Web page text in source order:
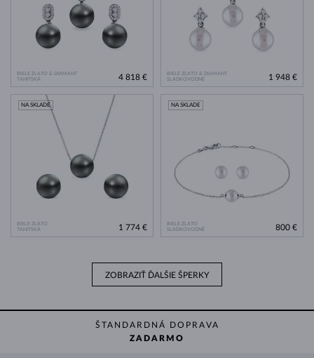
BIELE ZLATO & DIAMANT
TAHITSKÁ
4 818 €
BIELE ZLATO & DIAMANT
SLADKOVODNÉ
1 948 €
BIELE ZLATO
TAHITSKÁ
NA SKLADE
1 774 €
BIELE ZLATO
SLADKOVODNÉ
NA SKLADE
800 €
ZOBRAZIŤ ĎALŠIE ŠPERKY
ŠTANDARDNÁ DOPRAVA
ZADARMO